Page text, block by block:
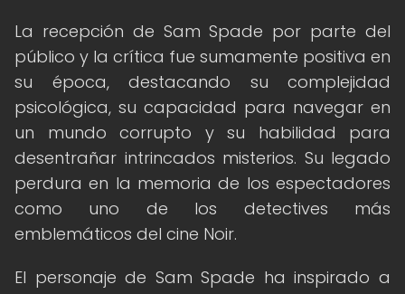
La recepción de Sam Spade por parte del
público y la crítica fue sumamente positiva en
su época, destacando su complejidad
psicológica, su capacidad para navegar en
un mundo corrupto y su habilidad para
desentrañar intrincados misterios. Su legado
perdura en la memoria de los espectadores
como uno de los detectives más
emblemáticos del cine Noir.
El personaje de Sam Spade ha inspirado a